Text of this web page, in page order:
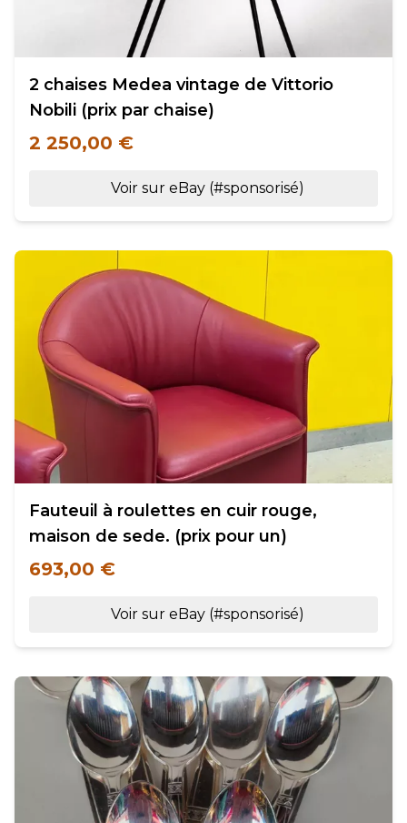
2 chaises Medea vintage de Vittorio
Nobili (prix par chaise)
2 250,00 €
Voir sur eBay (#sponsorisé)
Fauteuil à roulettes en cuir rouge,
maison de sede. (prix pour un)
693,00 €
Voir sur eBay (#sponsorisé)